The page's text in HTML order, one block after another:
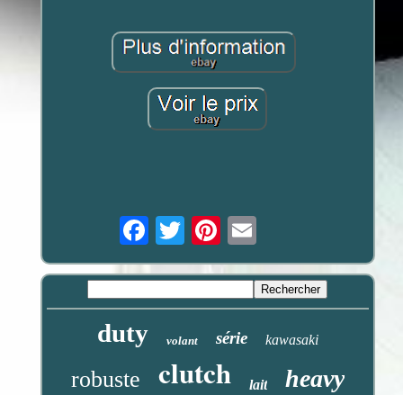
Email
duty volant série kawasaki
robuste clutch lait heavy